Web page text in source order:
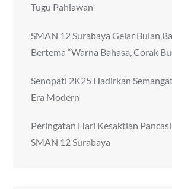
Tugu Pahlawan
SMAN 12 Surabaya Gelar Bulan
Bertema “Warna Bahasa, Corak
Senopati 2K25 Hadirkan
Era Modern
Peringatan Hari Kesaktian
SMAN 12 Surabaya